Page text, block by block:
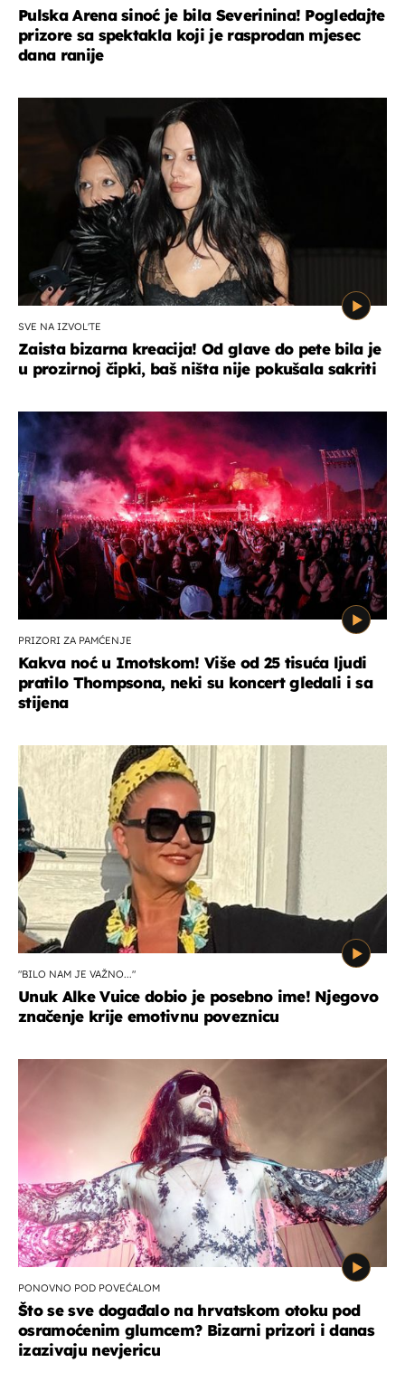
Pulska Arena sinoć je bila Severinina! Pogledajte
prizore sa spektakla koji je rasprodan mjesec
dana ranije
SVE NA IZVOL'TE
Zaista bizarna kreacija! Od glave do pete bila je
u prozirnoj čipki, baš ništa nije pokušala sakriti
PRIZORI ZA PAMĆENJE
Kakva noć u Imotskom! Više od 25 tisuća ljudi
pratilo Thompsona, neki su koncert gledali i sa
stijena
"BILO NAM JE VAŽNO..."
Unuk Alke Vuice dobio je posebno ime! Njegovo
značenje krije emotivnu poveznicu
PONOVNO POD POVEĆALOM
Što se sve događalo na hrvatskom otoku pod
osramoćenim glumcem? Bizarni prizori i danas
izazivaju nevjericu